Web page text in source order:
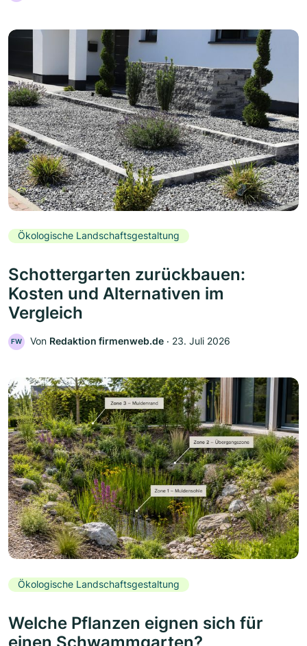
Ökologische Landschaftsgestaltung
Schottergarten zurückbauen:
Kosten und Alternativen im
Vergleich
FW Von Redaktion firmenweb.de ‧ 23. Juli 2026
Ökologische Landschaftsgestaltung
Welche Pflanzen eignen sich für